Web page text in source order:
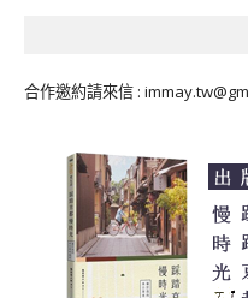
合作邀約請來信 :